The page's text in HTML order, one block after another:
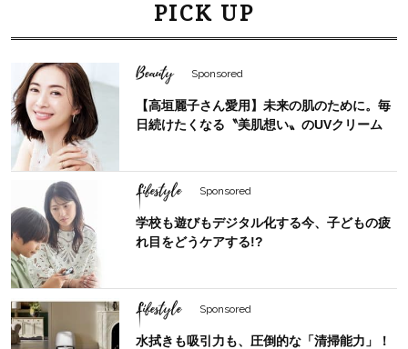
PICK UP
Beauty Sponsored
【高垣麗子さん愛用】未来の肌のために。毎
日続けたくなる〝美肌想い〟のUVクリーム
Lifestyle Sponsored
学校も遊びもデジタル化する今、子どもの疲
れ目をどうケアする!?
Lifestyle Sponsored
水拭きも吸引力も、圧倒的な「清掃能力」！